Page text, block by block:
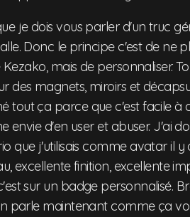
je dois vous parler d'un truc
Donc le principe c'est de ne
mais de personnaliser.
des magnets, miroirs et
tout ça parce que c'est facile à
envie d'en user et abuser. J'ai
que j'utilisais comme avatar il
excellente finition, excellente
sur un badge personnalisé.
parle maintenant comme ça